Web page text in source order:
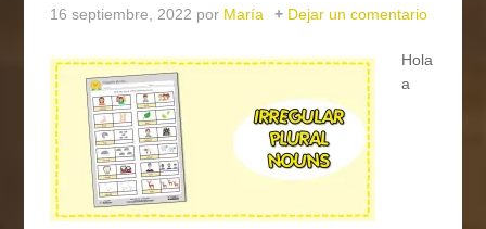
16 septiembre, 2022 por María Dejar un comentario
Hola
a